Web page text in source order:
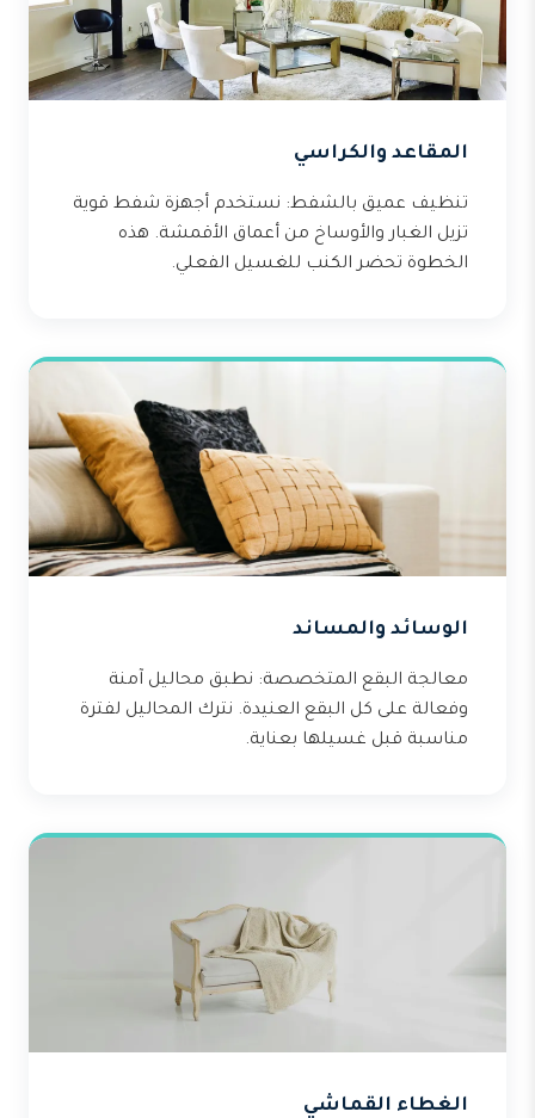
المقاعد والكراسي
تنظيف عميق بالشفط: نستخدم أجهزة شفط قوية
تزيل الغبار والأوساخ من أعماق الأقمشة. هذه
الخطوة تحضر الكنب للغسيل الفعلي.
الوسائد والمساند
معالجة البقع المتخصصة: نطبق محاليل آمنة
وفعالة على كل البقع العنيدة. نترك المحاليل لفترة
مناسبة قبل غسيلها بعناية.
الغطاء القماشي